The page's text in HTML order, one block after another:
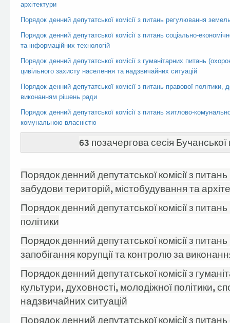
архітектури
Порядок денний депутатської комісії з питань регулювання
Порядок денний депутатської комісії з питань соціально-
та інформаційних технологій
Порядок денний депутатської комісії з гуманітарних питань
цивільного захисту населення та надзвичайних ситуацій
Порядок денний депутатської комісії з питань правової політики,
виконанням рішень ради
Порядок денний депутатської комісії з питань житлово-
комунальною власністю
63 позачергова сесія
Порядок денний депутатської комісії з
забудови територій, містобудування та
Порядок денний депутатської комісії з
політики
Порядок денний депутатської комісії з
запобігання корупції та контролю за
Порядок денний депутатської комісії з
культури, духовності, молодіжної політики,
надзвичайних ситуацій
Порядок денний депутатської комісії з